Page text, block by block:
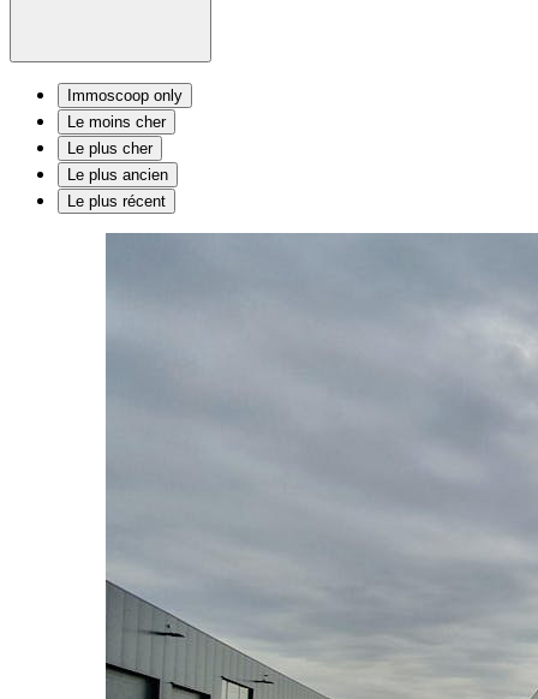
Immoscoop only
Le moins cher
Le plus cher
Le plus ancien
Le plus récent